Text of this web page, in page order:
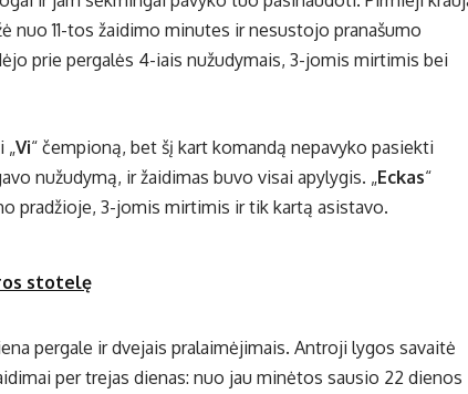
nuo 11-tos žaidimo minutes ir nesustojo pranašumo
prie pergalės 4-iais nužudymais, 3-jomis mirtimis bei
„Vi“ čempioną, bet šį kart komandą nepavyko pasiekti
nužudymą, ir žaidimas buvo visai apylygis. „Eckas“
pradžioje, 3-jomis mirtimis ir tik kartą asistavo.
stotelę
pergale ir dvejais pralaimėjimais. Antroji lygos savaitė
per trejas dienas: nuo jau minėtos sausio 22 dienos